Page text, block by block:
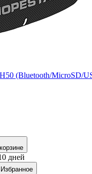
(Bluetooth/MicroSD/
дней
Избранное